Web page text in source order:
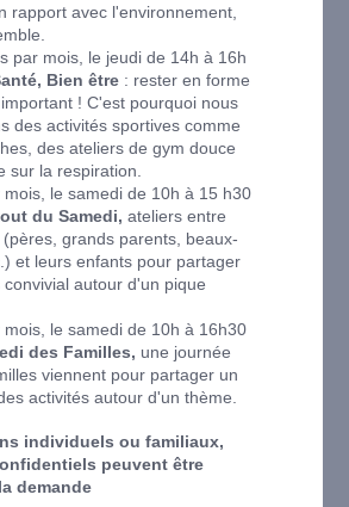
rapport avec l'environnement,
par mois, le jeudi de 14h à 16h
Bien être: rester en forme
! C'est pourquoi nous
des activités sportives comme
des ateliers de gym douce
sur la respiration.
mois, le samedi de 10h à 15 h30
du Samedi, ateliers entre
(pères, grands parents, beaux-
et leurs enfants pour partager
convivial autour d'un pique
mois, le samedi de 10h à 16h30
des Familles, une journée
viennent pour partager un
activités autour d'un thème.
individuels ou familiaux,
peuvent être
demande